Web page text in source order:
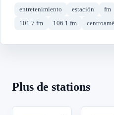
entretenimiento estación fm
101.7 fm
106.1 fm
Plus de stations